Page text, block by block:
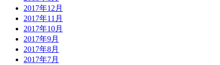
2017年12月
2017年11月
2017年10月
2017年9月
2017年8月
2017年7月